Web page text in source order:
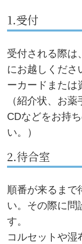
1.受付
受付される際は
にお越しくださ
ーカードまたは
（紹介状、お
CDなどをお持
い。）
2.待合室
順番が来るまで
い。その際に問
す。
コルセットや湿